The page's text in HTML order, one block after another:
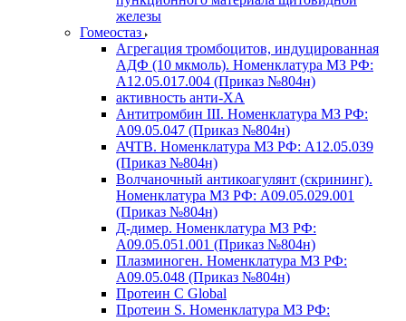
железы
Гомеостаз
Агрегация тромбоцитов, индуцированная
АДФ (10 мкмоль). Номенклатура МЗ РФ:
A12.05.017.004 (Приказ №804н)
активность анти-ХА
Антитромбин III. Номенклатура МЗ РФ:
A09.05.047 (Приказ №804н)
АЧТВ. Номенклатура МЗ РФ: A12.05.039
(Приказ №804н)
Волчаночный антикоагулянт (скрининг).
Номенклатура МЗ РФ: A09.05.029.001
(Приказ №804н)
Д-димер. Номенклатура МЗ РФ:
A09.05.051.001 (Приказ №804н)
Плазминоген. Номенклатура МЗ РФ:
A09.05.048 (Приказ №804н)
Протеин C Global
Протеин S. Номенклатура МЗ РФ: